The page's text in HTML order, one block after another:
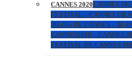
CANNES 2020CANNES
FESTIVAL – CANNES
BLOG DE CANNES –
CANNES2020 – CANNES
FESTIVAL DE CANNES